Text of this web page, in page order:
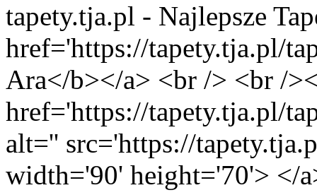
tapety.tja.pl - Najlepsze
href='https://tapety.tja.pl/
Ara</b></a> <br /> <br /
href='https://tapety.tja.pl/
alt='' src='https://
width='90' height='70'> </